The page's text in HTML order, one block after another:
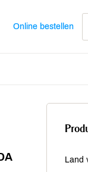
Online bestellen
Land